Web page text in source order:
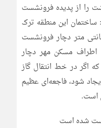
را از پدیده فرونشست
ساختمان این منطقه ترک
و به میزان ۱۶ تا ۱۸ سانتی متر دچار فرونشست
اطراف مسکن مهر دچار
در خط انتقال گاز
شود، فاجعه‌ای عظیم
است.
شده است